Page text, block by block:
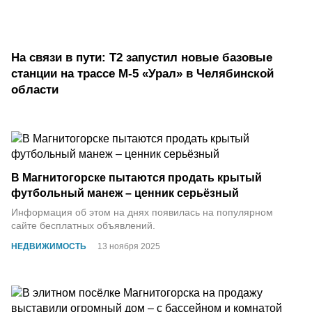
На связи в пути: Т2 запустил новые базовые
станции на трассе М-5 «Урал» в Челябинской
области
НЕДВИЖИМОСТЬ 13 ноября 2025
В Магнитогорске пытаются продать крытый
футбольный манеж – ценник серьёзный
Информация об этом на днях появилась на популярном
сайте бесплатных объявлений.